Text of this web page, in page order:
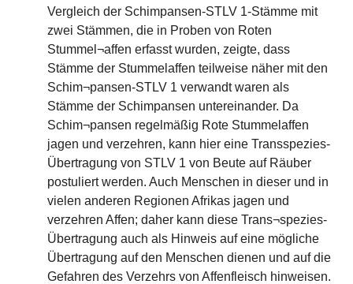
Vergleich der Schimpansen-STLV 1-Stämme mit
zwei Stämmen, die in Proben von Roten
Stummel¬affen erfasst wurden, zeigte, dass
Stämme der Stummelaffen teilweise näher mit den
Schim¬pansen-STLV 1 verwandt waren als
Stämme der Schimpansen untereinander. Da
Schim¬pansen regelmäßig Rote Stummelaffen
jagen und verzehren, kann hier eine Transspezies-
Übertragung von STLV 1 von Beute auf Räuber
postuliert werden. Auch Menschen in dieser und in
vielen anderen Regionen Afrikas jagen und
verzehren Affen; daher kann diese Trans¬spezies-
Übertragung auch als Hinweis auf eine mögliche
Übertragung auf den Menschen dienen und auf die
Gefahren des Verzehrs von Affenfleisch hinweisen.